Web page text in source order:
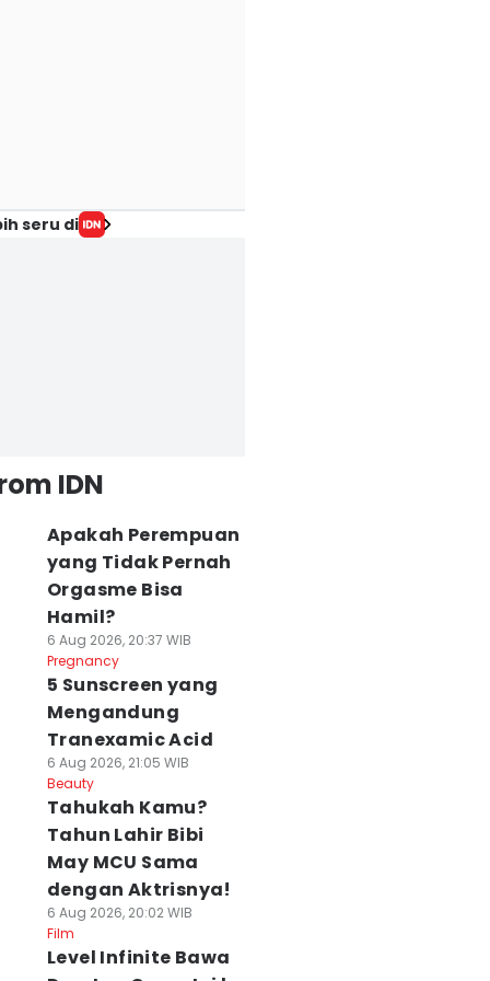
seru di
IDN
Apakah Perempuan
yang Tidak Pernah
Orgasme Bisa
Hamil?
6 Aug 2026, 20:37 WIB
Pregnancy
5 Sunscreen yang
Mengandung
Tranexamic Acid
6 Aug 2026, 21:05 WIB
Beauty
Tahukah Kamu?
Tahun Lahir Bibi
May MCU Sama
dengan Aktrisnya!
6 Aug 2026, 20:02 WIB
Film
Level Infinite Bawa